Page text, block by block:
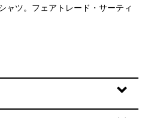
ャツ。フェアトレード・サーティ